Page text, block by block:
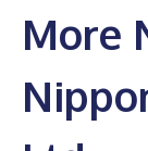
More